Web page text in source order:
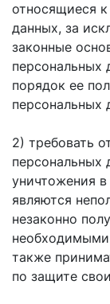
относящиеся
данных, за
законные
персональных
порядок ее
персональных
2) требовать
персональных
уничтожения
являются
незаконно
необходимыми
также
по защите